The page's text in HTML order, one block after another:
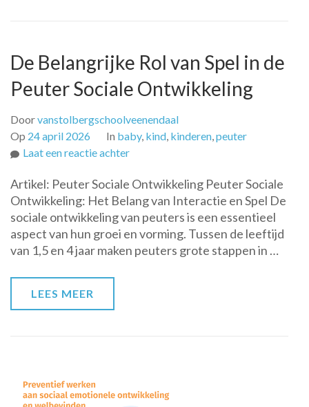
De Belangrijke Rol van Spel in de
Peuter Sociale Ontwikkeling
Doorvanstolbergschoolveenendaal
Op 24 april 2026 In baby, kind, kinderen,peuter
Laat een reactie achterop
Belangrijke
Rol
van
Spel
in
Artikel: Peuter Sociale Ontwikkeling Peuter Sociale
Ontwikkeling: Het Belang van Interactie en Spel De
sociale ontwikkeling van peuters is een essentieel
aspect van hun groei en vorming. Tussen de leeftijd
van 1,5 en 4 jaar maken peuters grote stappen in …
LEES MEER